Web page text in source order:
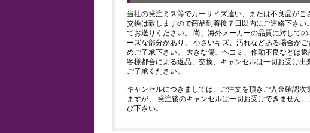
当社の発注ミス等で万一サイズ違い、または不良品がご
交換は致しますので商品到着後７日以内にご連絡下さい
てお送りください。 尚、海外メーカーの品質に対して
ーズな部分があり、 小さいキズ、汚れなどある場合が
めご了承下さい。 大きな傷、ヘコミ、作動不良などは
客様都合による返品、交換、キャンセルは一切お受け出
ご了承ください。
キャンセルにつきましては、ご注文を頂きご入金確認次
ますが、 発注後のキャンセルは一切お受けできません
び下さい。